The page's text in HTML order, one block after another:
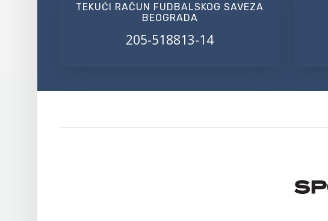
TEKUĆI RAČUN FUDBALSKOG SAVEZA
BEOGRADA
205-518813-14